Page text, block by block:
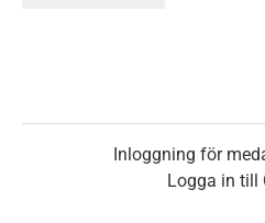
Inloggning för
Logga in till